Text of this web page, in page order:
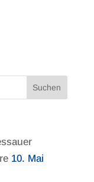
10. Mai